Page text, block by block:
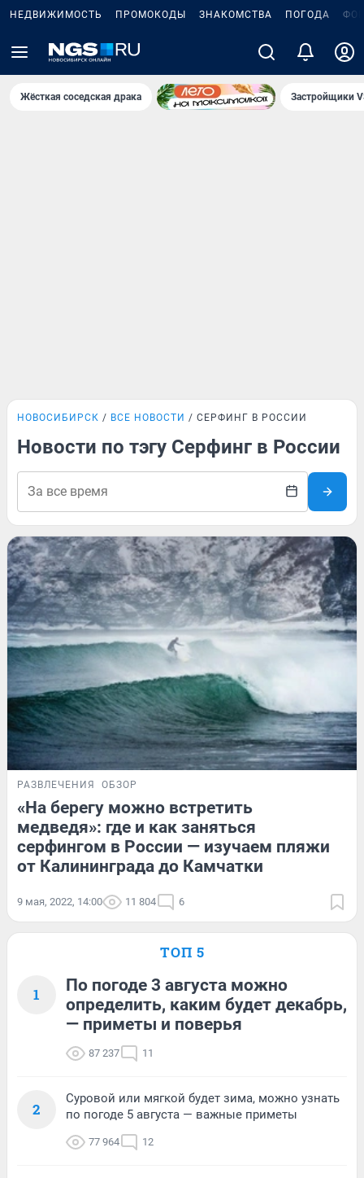
НЕДВИЖИМОСТЬ ПРОМОКОДЫ ЗНАКОМСТВА ПОГОДА
Жёсткая соседская драка Застройщики
НОВОСИБИРСК ВСЕ НОВОСТИ СЕРФИНГ В РОССИИ
Новости по тэгу Серфинг в России
РАЗВЛЕЧЕНИЯ ОБЗОР
«На берегу можно встретить
медведя»: где и как заняться
серфингом в России — изучаем пляжи
от Калининграда до Камчатки
9 мая, 2022, 14:00 11 804 6
ТОП 5
1
По погоде 3 августа можно
определить, каким будет декабрь,
— приметы и поверья
87 237 11
2
Суровой или мягкой будет зима, можно узнать
по погоде 5 августа — важные приметы
77 964 12